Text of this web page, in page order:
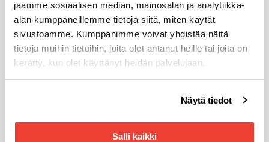
jaamme sosiaalisen median, mainosalan ja analytiikka-
alan kumppaneillemme tietoja siitä, miten käytät
sivustoamme. Kumppanimme voivat yhdistää näitä
tietoja muihin tietoihin, joita olet antanut heille tai joita on
kerätty, kun olet käyttänyt heidän palvelujaan.
linkistä.
Näytä tiedot
Salli kaikki
Metso
Lokotrack® ST2.8E™
Seulan koko
4 860 x 1 520 mm
Seulonta-ala
7,4 m²
Syöttösuppilo
e-Power (sähkömoottorit)
2 x 37,5 / 45 kW
CAT®, 100 kW (134 hv) Stage V
26 000–28 000 kg